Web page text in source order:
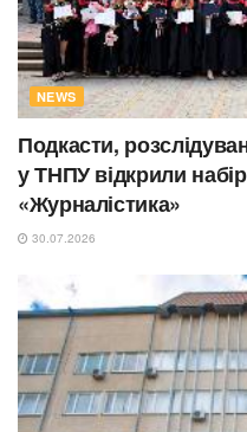
NEWS
Подкасти,
у ТНПУ відкрили
«Журналістика»
30.07.2026